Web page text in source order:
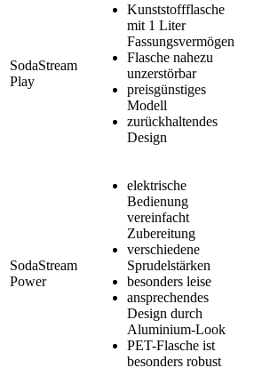
SodaStream
Play
Kunststoffflasche
mit 1 Liter
Fassungsvermögen
Flasche nahezu
unzerstörbar
preisgünstiges
Modell
zurückhaltendes
Design
SodaStream
Power
elektrische
Bedienung
vereinfacht
Zubereitung
verschiedene
Sprudelstärken
besonders leise
ansprechendes
Design durch
Aluminium-Look
PET-Flasche ist
besonders robust